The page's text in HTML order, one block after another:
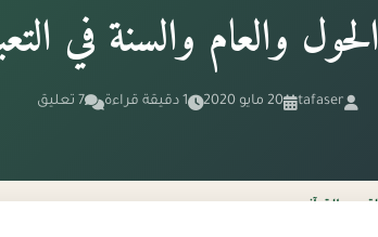
والعام والسنة في
tafaser 20 مايو 2020 1 دقيقة قراءة 7 تعليق